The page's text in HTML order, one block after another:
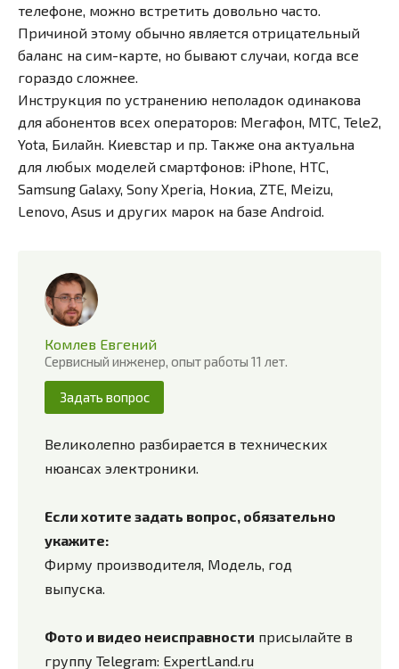
телефоне, можно встретить довольно часто.
Причиной этому обычно является отрицательный
баланс на сим-карте, но бывают случаи, когда все
гораздо сложнее.
Инструкция по устранению неполадок одинакова
для абонентов всех операторов: Мегафон, МТС, Tele2,
Yota, Билайн. Киевстар и пр. Также она актуальна
для любых моделей смартфонов: iPhone, HTC,
Samsung Galaxy, Sony Xperia, Нокиа, ZTE, Meizu,
Lenovo, Asus и других марок на базе Android.
Комлев Евгений
Сервисный инженер, опыт работы 11 лет.
Задать вопрос
Великолепно разбирается в технических
нюансах электроники.
Если хотите задать вопрос, обязательно
укажите:
Фирму производителя, Модель, год
выпуска.
Фото и видео неисправности присылайте в
группу Telegram: ExpertLand.ru